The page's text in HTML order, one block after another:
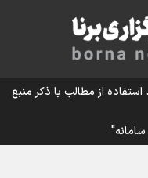
چقدر است؟
از مطالب با ذکر منبع
سامانه"